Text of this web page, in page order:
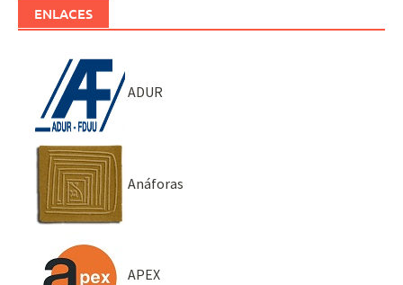
ENLACES
ADUR
Anáforas
APEX